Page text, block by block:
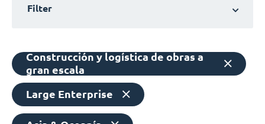
Filter
Construcción y logística de obras a
gran escala
Large Enterprise